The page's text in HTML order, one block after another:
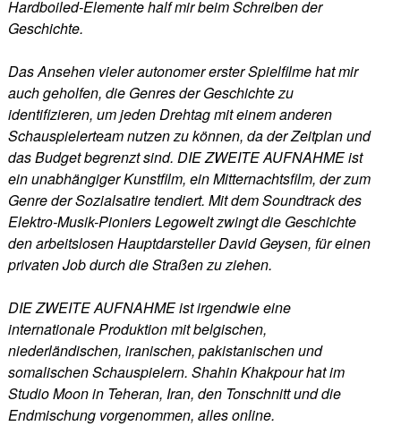
Hardboiled-Elemente half mir beim Schreiben der
Geschichte.
Das Ansehen vieler autonomer erster Spielfilme hat mir
auch geholfen, die Genres der Geschichte zu
identifizieren, um jeden Drehtag mit einem anderen
Schauspielerteam nutzen zu können, da der Zeitplan und
das Budget begrenzt sind. DIE ZWEITE AUFNAHME ist
ein unabhängiger Kunstfilm, ein Mitternachtsfilm, der zum
Genre der Sozialsatire tendiert. Mit dem Soundtrack des
Elektro-Musik-Pioniers Legowelt zwingt die Geschichte
den arbeitslosen Hauptdarsteller David Geysen, für einen
privaten Job durch die Straßen zu ziehen.
DIE ZWEITE AUFNAHME ist irgendwie eine
internationale Produktion mit belgischen,
niederländischen, iranischen, pakistanischen und
somalischen Schauspielern. Shahin Khakpour hat im
Studio Moon in Teheran, Iran, den Tonschnitt und die
Endmischung vorgenommen, alles online.